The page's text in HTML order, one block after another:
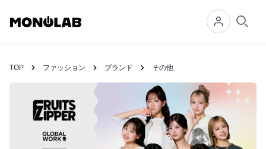
TOP ファッション ブランド その他